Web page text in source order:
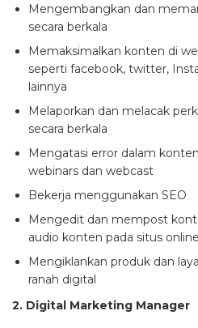
Mengembangkan dan
secara berkala
Memaksimalkan konten di
seperti facebook, twitter,
lainnya
Melaporkan dan melacak
secara berkala
Mengatasi error dalam
webinars dan webcast
Bekerja menggunakan SEO
Mengedit dan mempost
audio konten pada situs online
Mengiklankan produk dan
ranah digital
2. Digital Marketing Manager